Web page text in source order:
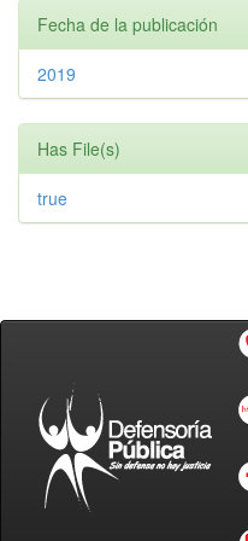
Fecha de la publicación
2019
Has File(s)
true